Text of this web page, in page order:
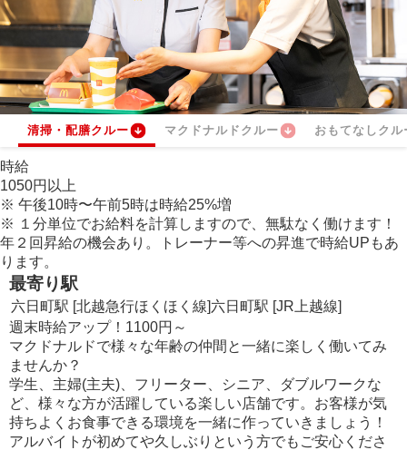
清掃・配膳クルー マクドナルドクルー おもてなしクル
時給
1050円 以上
※ 午後10時〜午前5時は時給25%増
※ １分単位でお給料を計算しますので、無駄なく働けます！
年２回昇給の機会あり。トレーナー等への昇進で時給UPもあ
ります。
最寄り駅
六日町駅 [北越急行ほくほく線]六日町駅 [JR上越線]
週末時給アップ！1100円～
マクドナルドで様々な年齢の仲間と一緒に楽しく働いてみ
ませんか？
学生、主婦(主夫)、フリーター、シニア、ダブルワークな
ど、様々な方が活躍している楽しい店舗です。お客様が気
持ちよくお食事できる環境を一緒に作っていきましょう！
アルバイトが初めてや久しぶりという方でもご安心くださ